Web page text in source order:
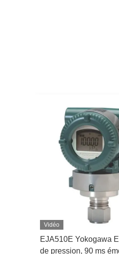
Vidéo
EJA510E Yokogawa
de pression, 90 ms